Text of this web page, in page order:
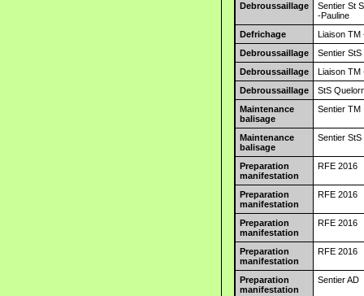
Debroussaillage
Sentier St
-Pauline
Defrichage
Liaison
Debroussaillage
Sentier StS
Debroussaillage
Liaison
Debroussaillage
StS
Maintenance
balisage
Sentier TM
Maintenance
balisage
Sentier StS
Preparation
manifestation
RFE 2016
Preparation
manifestation
RFE 2016
Preparation
manifestation
RFE 2016
Preparation
manifestation
RFE 2016
Preparation
manifestation
Sentier AD